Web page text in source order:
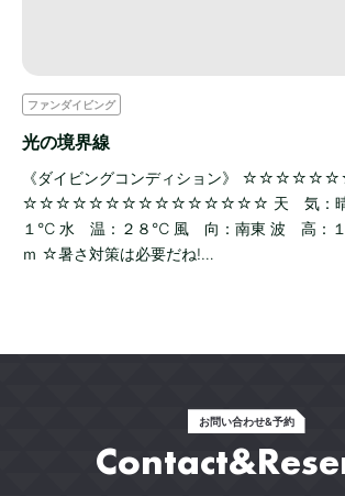
ファンダイビング
光の境界線
《ダイビングコンディション》
☆☆☆☆☆☆☆☆☆☆☆☆☆☆☆ 天 気：晴
１℃ 水 温：２８℃ 風 向：南東 波 高：１
ｍ ☆暑さ対策は必要だね!…
お問い合わせ&予約